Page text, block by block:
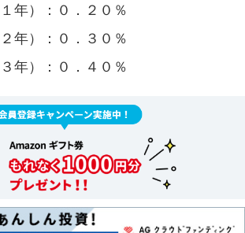
年）：０．２０％
年）：０．３０％
年）：０．４０％